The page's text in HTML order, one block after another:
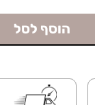
הוסף לסל